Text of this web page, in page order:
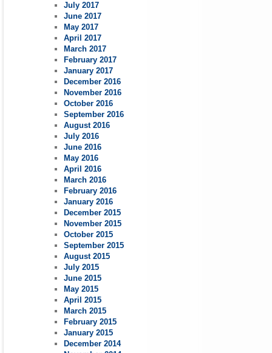
July 2017
June 2017
May 2017
April 2017
March 2017
February 2017
January 2017
December 2016
November 2016
October 2016
September 2016
August 2016
July 2016
June 2016
May 2016
April 2016
March 2016
February 2016
January 2016
December 2015
November 2015
October 2015
September 2015
August 2015
July 2015
June 2015
May 2015
April 2015
March 2015
February 2015
January 2015
December 2014